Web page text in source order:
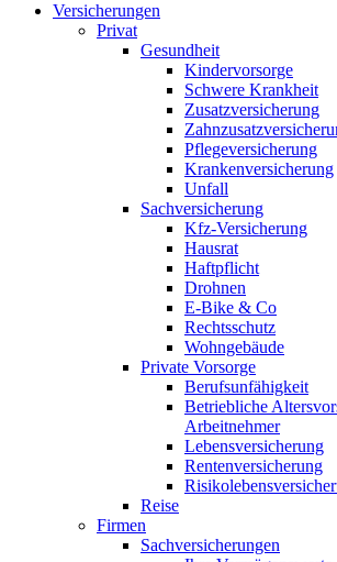
Versicherungen
Privat
Gesundheit
Kindervorsorge
Schwere Krankheit
Zusatzversicherung
Pflegeversicherung
Krankenversicherung
Unfall
Sachversicherung
Kfz-Versicherung
Hausrat
Haftpflicht
Drohnen
E-Bike & Co
Rechtsschutz
Wohngebäude
Private Vorsorge
Berufsunfähigkeit
Betriebliche
Arbeitnehmer
Lebensversicherung
Rentenversicherung
Reise
Firmen
Sachversicherungen